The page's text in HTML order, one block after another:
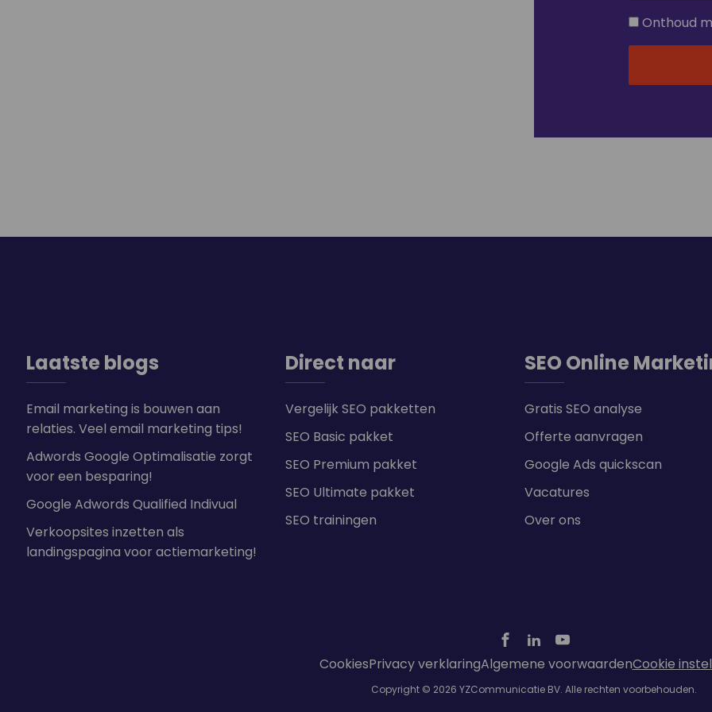
Onthoud
Laatste blogs
Email marketing is bouwen aan
relaties. Veel email marketing tips!
Adwords Google Optimalisatie zorgt
voor een besparing!
Google Adwords Qualified Indivual
Verkoopsites inzetten als
landingspagina voor actiemarketing!
Direct naar
Vergelijk SEO pakketten
SEO Basic pakket
SEO Premium pakket
SEO Ultimate pakket
SEO trainingen
SEO Online
Gratis SEO analyse
Offerte aanvragen
Google Ads quickscan
Vacatures
Over ons
CookiesPrivacy verklaringAlgemene voorwaardenCookie
Copyright © 2026 YZCommunicatie BV. Alle rechten voorbehouden.